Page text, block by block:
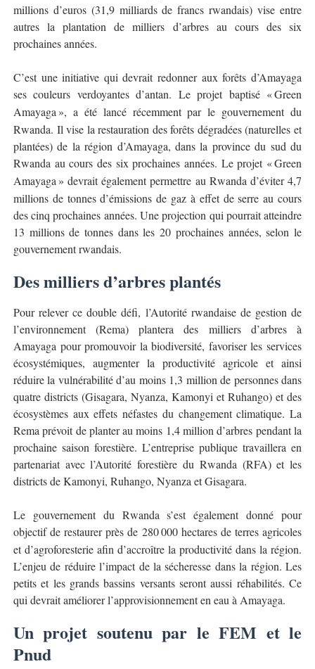
millions d’euros (31,9 milliards de francs rwandais) vise entre
autres la plantation de milliers d’arbres au cours des six
prochaines années.
C’est une initiative qui devrait redonner aux forêts d’Amayaga
ses couleurs verdoyantes d’antan. Le projet baptisé «Green
Amayaga », a étélancérécemment par le gouvernement du
Rwanda. Il vise la restauration des forêts dégradées (naturelles et
plantées) de la région d’Amayaga, dans la province du sud du
Rwanda au cours des six prochaines années. Le projet «Green
Amayaga » devraitégalement permettre au Rwanda d’éviter 4,7
millions de tonnes d’émissions de gaz à effet de serre au cours
des cinq prochaines années. Une projection qui pourrait atteindre
13 millions de tonnes dans les 20 prochaines années, selon le
gouvernement rwandais.
Des milliers d’arbres plantés
Pour relever ce double défi, l’Autorité rwandaise de gestion de
l’environnement (Rema) plantera des milliers d’arbres à
Amayaga pour promouvoir la biodiversité, favoriser les services
écosystémiques, augmenter la productivité agricole et ainsi
réduire la vulnérabilité d’au moins 1,3 million de personnes dans
quatre districts (Gisagara, Nyanza, Kamonyi et Ruhango) et des
écosystèmes aux effets néfastes du changement climatique. La
Rema prévoit de planter au moins 1,4 million d’arbres pendant la
prochaine saison forestière. L’entreprise publique travaillera en
partenariat avec l’Autorité forestière du Rwanda (RFA) et les
districts de Kamonyi, Ruhango, Nyanza et Gisagara.
Le gouvernement du Rwanda s’est également donné pour
objectif de restaurer près de 280000 hectares de terres agricoles
et d’agroforesterie afin d’accroître la productivité dans la région.
L’enjeu de réduire l’impact de la sécheresse dans la région. Les
petits et les grands bassins versants seront aussi réhabilités. Ce
qui devrait améliorer l’approvisionnement en eau à Amayaga.
Un projet soutenu par le FEM et le
Pnud